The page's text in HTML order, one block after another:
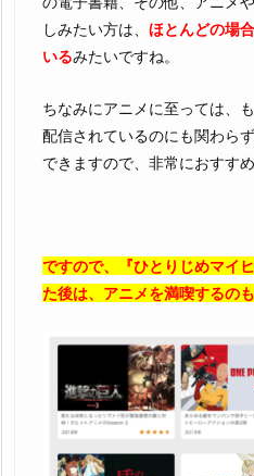
しみたい方は、 ほとんどの場
いるみたいですね。
ちなみにアニメに至っては、
配信されているのにも関わら
できますので、非常におすすめ
ですので、『ひとりじめマイ
た後は、アニメを満喫するの